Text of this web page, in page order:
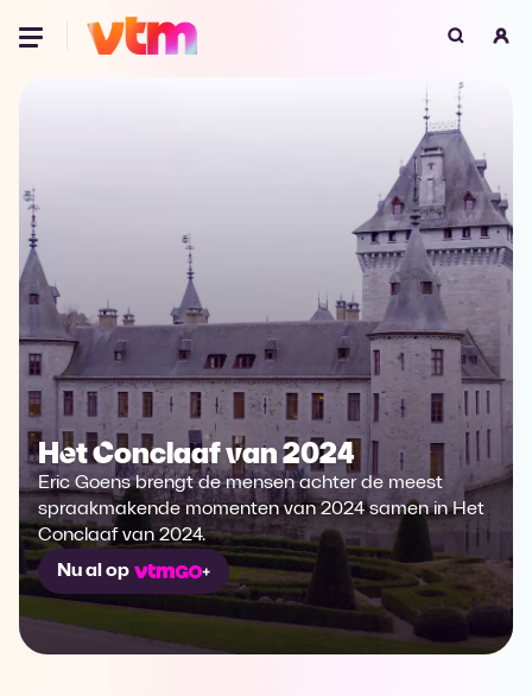
Voor je onze programma's gaat ontdekken,
best je browser updaten of hieronder één
Google Chrome Download
Firefox Download
Safari Download
Microsoft Edge Download
Opera Download
Het Conclaaf van 2024
Eric Goens brengt de mensen achter de meest
spraakmakende momenten van 2024 samen in Het
Conclaaf van 2024.
Nu al op